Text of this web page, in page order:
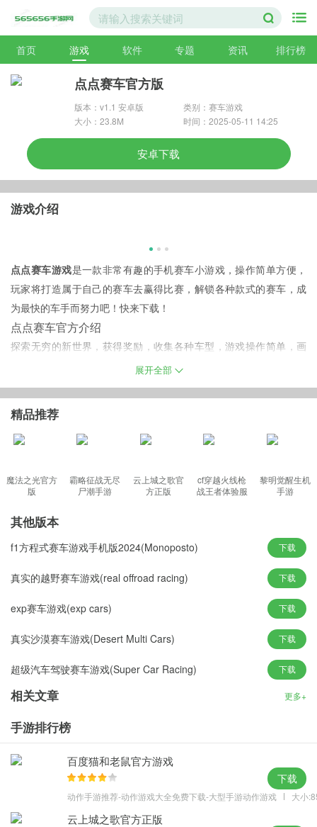
首页 游戏 软件 专题 资讯 排行榜
点点赛车官方版
版本：v1.1 安卓版
类别：赛车游戏
大小：23.8M
时间：2025-05-11 14:25
安卓下载
游戏介绍
点点赛车游戏是一款非常有趣的手机赛车小游戏，操作简单方便，
玩家将打造属于自己的赛车去赢得比赛，解锁各种款式的赛车，成
为最快的车手而努力吧！快来下载！
点点赛车官方介绍
探索无穷的新世界，获得奖励，收集各种车型，游戏操作简单，画
面清新，可选择多款可爱的赛车，准备好驰骋赛道吧！简单好玩的
上按路线前进
游戏中玩家将控制一辆小汽车在公路上前行，会有着众多的弯道出
现，玩家点击一下屏幕可以让汽车向着相应的弯道转弯，注意如果
提前点击了会跑出公路，游戏也就结束了。画面清新的点击类闯关
手游亮点
手指点击控制汽车前行，带来不一样的赛车体验；
丰富的关卡等你去冒险体验！
展开全部
精品推荐
魔法之光官方
版
霸略征战无尽
尸潮手游
云上城之歌官
方正版
cf穿越火线枪
战王者体验服
黎明觉醒生机
手游
其他版本
f1方程式赛车游戏手机版2024(Monoposto) 下载
真实的越野赛车游戏(real offroad racing) 下载
exp赛车游戏(exp cars) 下载
真实沙漠赛车游戏(Desert Multi Cars) 下载
超级汽车驾驶赛车游戏(Super Car Racing) 下载
相关文章 更多+
手游排行榜
百度猫和老鼠官方游戏
动作手游推荐-动作游戏大全免费下载-大型手游动作游戏 大小
下载
云上城之歌官方正版